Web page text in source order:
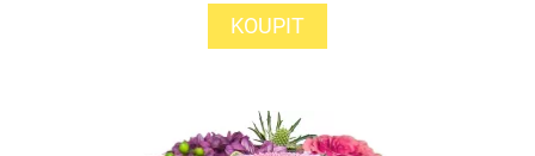
KOUPIT